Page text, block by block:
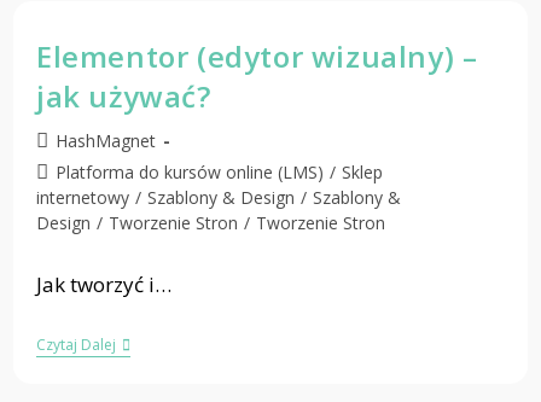
Elementor (edytor wizualny) –
jak używać?
HashMagnet
Platforma do kursów online (LMS) / Sklep
internetowy / Szablony & Design / Szablony &
Design / Tworzenie Stron / Tworzenie Stron
Jak tworzyć i…
Czytaj Dalej